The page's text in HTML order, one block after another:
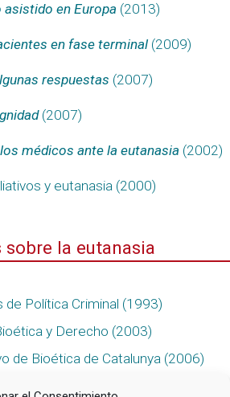
asistido en Europa (2013)
en fase terminal(2009)
respuestas (2007)
(2007)
médicos ante la eutanasia (2002)
y eutanasia (2000)
sobre la eutanasia
de Política Criminal (1993)
y Derecho (2003)
de Bioética de Catalunya (2006)